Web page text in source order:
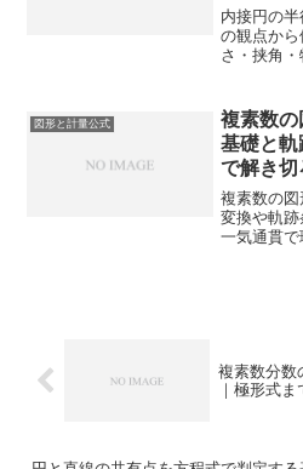
内接円の
の観点か
さ・挟角
ます。
図形と計量公式
複素数の
基礎と
で解き切
複素数の
変換や軌
一気通貫で
複素数分数
｜極形式